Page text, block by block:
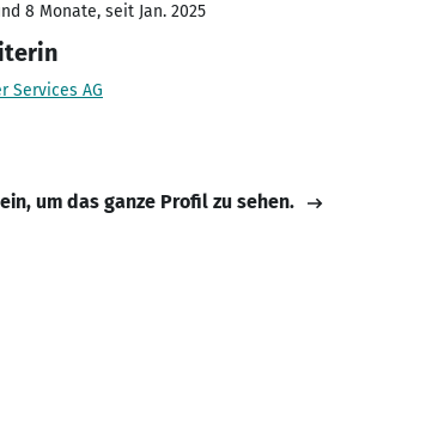
8 Monate, seit Jan. 2025
Services AG
um das ganze Profil zu sehen.